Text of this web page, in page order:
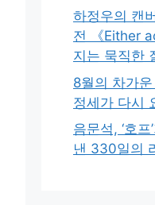
하정우의 캔
전 《Either
지는 묵직한
8월의 차가
정세가 다시
음문석, ‘호
낸 330일의